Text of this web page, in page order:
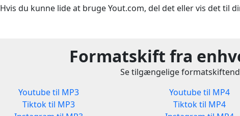
Hvis du kunne lide at bruge Yout.com, del det eller vis det til
Formatskift fra
Se tilgængelige
Youtube til MP3
Tiktok til MP3
Youtube til MP4
Tiktok til MP4